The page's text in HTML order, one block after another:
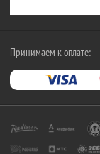
Принимаем к оплате: